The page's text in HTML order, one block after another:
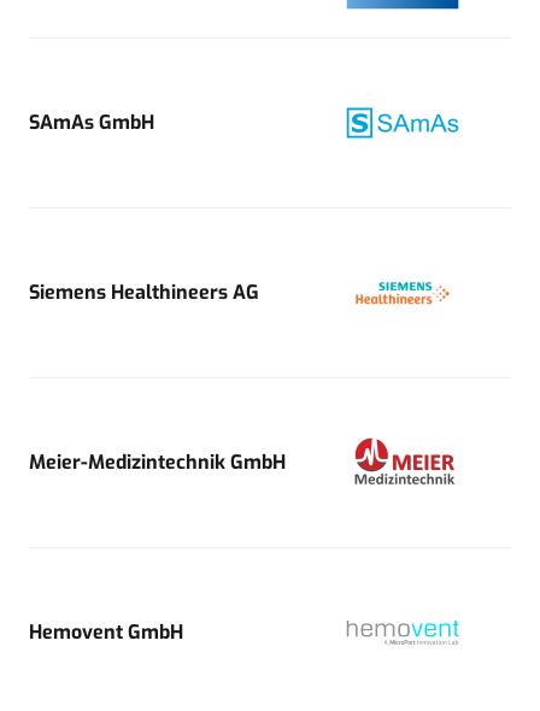
SAmAs GmbH
Siemens Healthineers AG
Meier-Medizintechnik GmbH
Hemovent GmbH